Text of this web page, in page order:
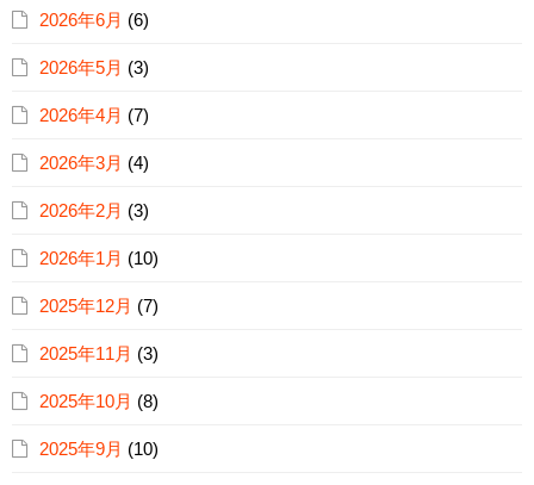
2026年6月 (6)
2026年5月 (3)
2026年4月 (7)
2026年3月 (4)
2026年2月 (3)
2026年1月 (10)
2025年12月 (7)
2025年11月 (3)
2025年10月 (8)
2025年9月 (10)